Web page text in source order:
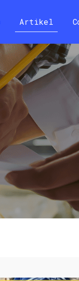
Artikel